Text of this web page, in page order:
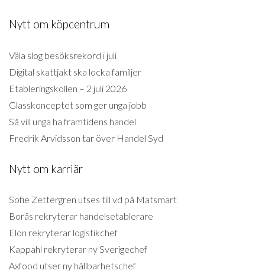
Nytt om köpcentrum
Väla slog besöksrekord i juli
Digital skattjakt ska locka familjer
Etableringskollen – 2 juli 2026
Glasskonceptet som ger unga jobb
Så vill unga ha framtidens handel
Fredrik Arvidsson tar över Handel Syd
Nytt om karriär
Sofie Zettergren utses till vd på Matsmart
Borås rekryterar handelsetablerare
Elon rekryterar logistikchef
Kappahl rekryterar ny Sverigechef
Axfood utser ny hållbarhetschef